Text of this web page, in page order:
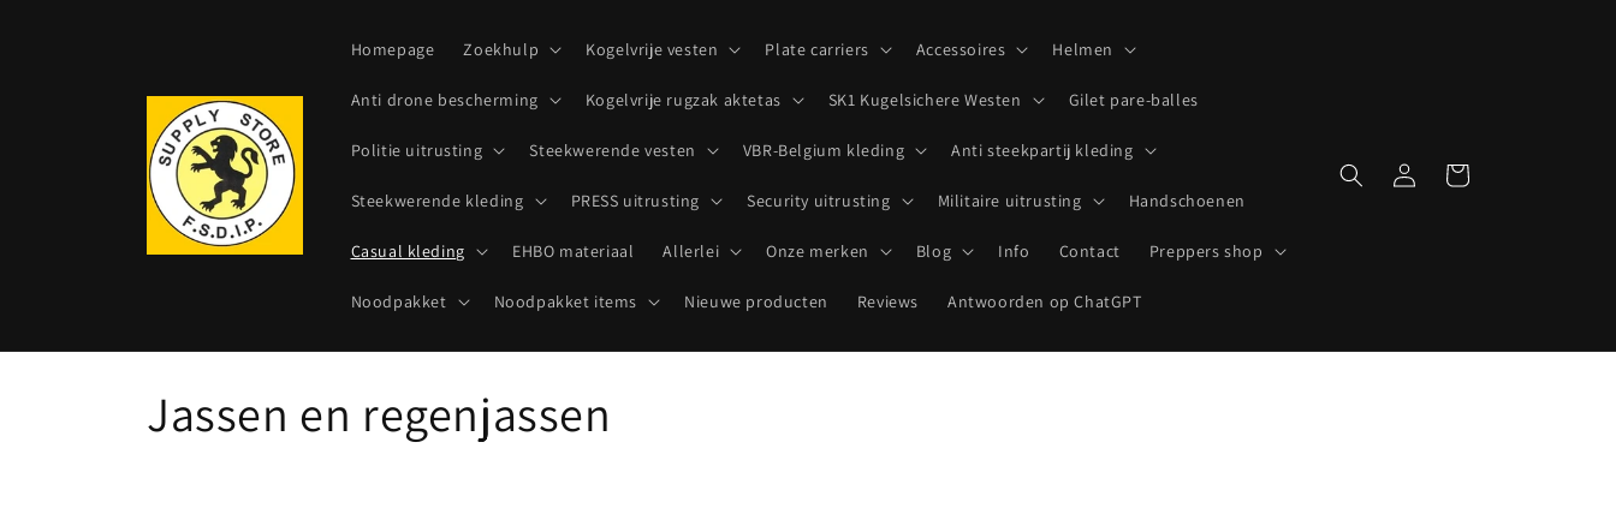
Homepage Zoekhulp Kogelvrije vesten Plate carriers Accessoires Helmen
Anti drone bescherming Kogelvrije rugzak aktetas SK1 Kugelsichere Westen Gilet pare-balles
Politie uitrusting Steekwerende vesten VBR-Belgium kleding Anti steekpartij kleding
Steekwerende kleding PRESS uitrusting Security uitrusting Militaire uitrusting Handschoenen
Casual kleding EHBO materiaal Allerlei Onze merken Blog Info Contact Preppers shop
Noodpakket Noodpakket items Nieuwe producten Reviews Antwoorden op ChatGPT
InloggenWinkelwagen
C
Jassen en regenjassen